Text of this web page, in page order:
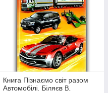
Книга Пізнаємо світ разом
Автомобілі. Біляєв В.